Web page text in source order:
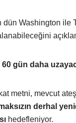
Washington ile
gün daha
metni, mevcut
derhal
hedefleniyor.